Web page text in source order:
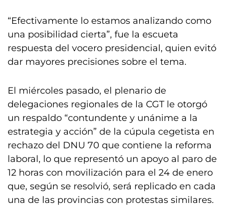
“Efectivamente lo estamos analizando como
una posibilidad cierta”, fue la escueta
respuesta del vocero presidencial, quien evitó
dar mayores precisiones sobre el tema.
El miércoles pasado, el plenario de
delegaciones regionales de la CGT le otorgó
un respaldo “contundente y unánime a la
estrategia y acción” de la cúpula cegetista en
rechazo del DNU 70 que contiene la reforma
laboral, lo que representó un apoyo al paro de
12 horas con movilización para el 24 de enero
que, según se resolvió, será replicado en cada
una de las provincias con protestas similares.